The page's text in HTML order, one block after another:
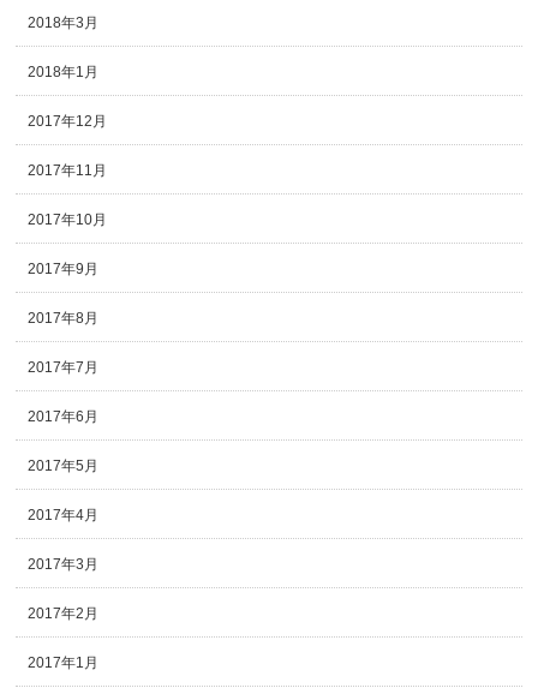
2018年3月
2018年1月
2017年12月
2017年11月
2017年10月
2017年9月
2017年8月
2017年7月
2017年6月
2017年5月
2017年4月
2017年3月
2017年2月
2017年1月